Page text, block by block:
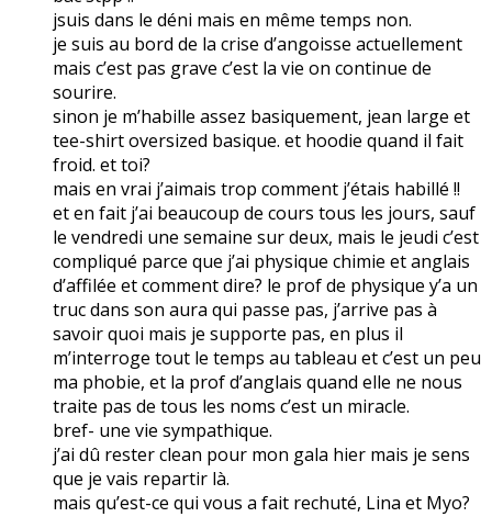
jsuis dans le déni mais en même temps non.
je suis au bord de la crise d’angoisse actuellement
mais c’est pas grave c’est la vie on continue de
sourire.
sinon je m’habille assez basiquement, jean large et
tee-shirt oversized basique. et hoodie quand il fait
froid. et toi?
mais en vrai j’aimais trop comment j’étais habillé !!
et en fait j’ai beaucoup de cours tous les jours, sauf
le vendredi une semaine sur deux, mais le jeudi c’est
compliqué parce que j’ai physique chimie et anglais
d’affilée et comment dire? le prof de physique y’a un
truc dans son aura qui passe pas, j’arrive pas à
savoir quoi mais je supporte pas, en plus il
m’interroge tout le temps au tableau et c’est un peu
ma phobie, et la prof d’anglais quand elle ne nous
traite pas de tous les noms c’est un miracle.
bref- une vie sympathique.
j’ai dû rester clean pour mon gala hier mais je sens
que je vais repartir là.
mais qu’est-ce qui vous a fait rechuté, Lina et Myo?